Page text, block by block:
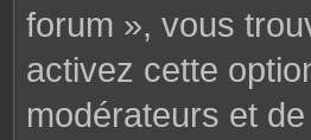
forum », vous
activez cette
modérateurs et